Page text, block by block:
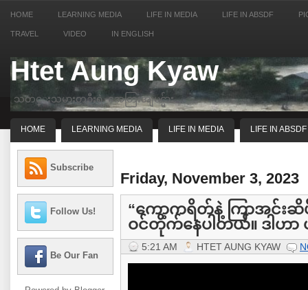
HOME LEARNING MEDIA LIFE IN MEDIA LIFE IN ABSDF
TRAVEL VIDEO IN ENGLISH
Htet Aung Kyaw
သတင္းသမားတဦးရဲ့ အေတြးအျမင္မ်ား
HOME LEARNING MEDIA LIFE IN MEDIA LIFE IN ABSDF
Subscribe
Follow Us!
Be Our Fan
Friday, November 3, 2023
“ကော့ကရိတ်နဲ့ ကြာအင်း
ဝင်တိုက်နေပါတယ်။ ဒါဟာ
5:21 AM HTET AUNG KYAW